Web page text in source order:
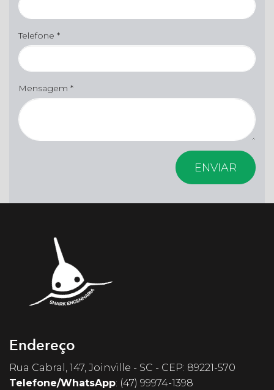
Telefone *
Mensagem *
Endereço
Rua Cabral, 147, Joinville - SC - CEP: 89221-570
Telefone/WhatsApp: (47) 99974-1398